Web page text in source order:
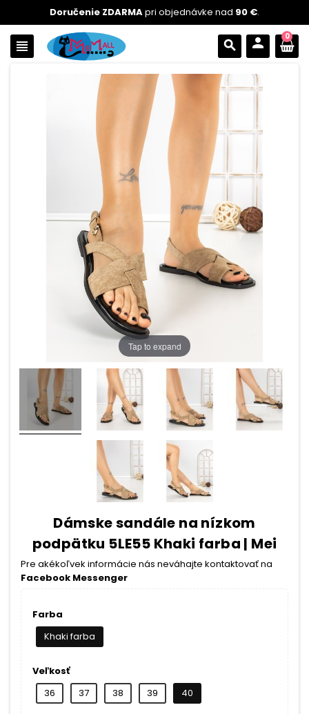
Doručenie ZDARMApri objednávke nad 90 €.
view_headline search person 0
Tap to expand
Dámske sandále na nízkom
podpätku 5LE55 Khaki farba | Mei
Pre akékoľvek informácie nás neváhajte kontaktovať na
Facebook Messenger
Farba
Khaki farba
Veľkosť
36
37 38 39 40